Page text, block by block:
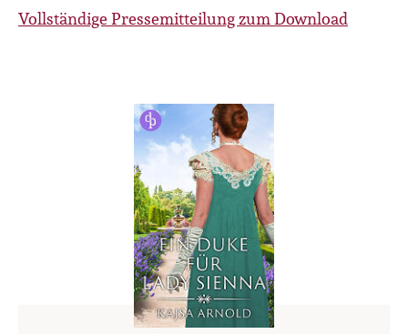
Vollständige Pressemitteilung zum Download